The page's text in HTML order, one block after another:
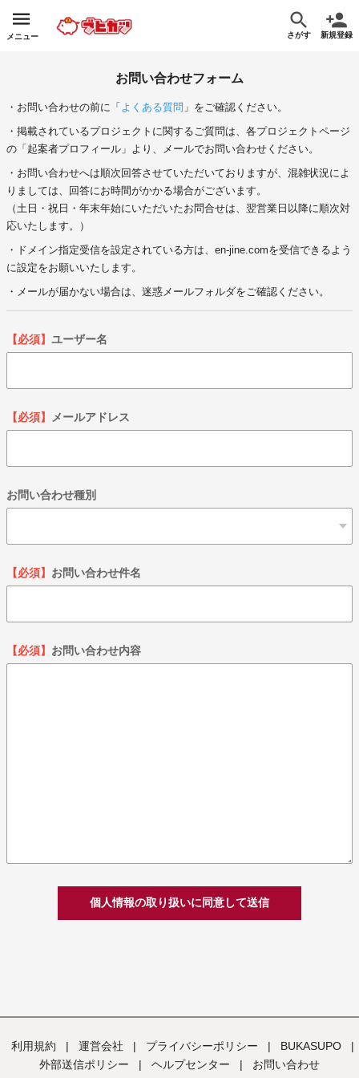
メニュー さがす 新規登録
お問い合わせフォーム
・お問い合わせの前に「 よくある質問 」をご確認ください。
・掲載されているプロジェクトに関するご質問は、各プロジェクトページ
の「起案者プロフィール」より、メールでお問い合わせください。
・お問い合わせへは順次回答させていただいておりますが、混雑状況によ
りましては、回答にお時間がかかる場合がございます。
（土日・祝日・年末年始にいただいたお問合せは、翌営業日以降に順次対
応いたします。）
・ドメイン指定受信を設定されている方は、en-jine.comを受信できるよう
に設定をお願いいたします。
・メールが届かない場合は、迷惑メールフォルダをご確認ください。
【必須】 ユーザー名
【必須】 メールアドレス
お問い合わせ種別
【必須】 お問い合わせ件名
【必須】 お問い合わせ内容
個人情報の取り扱いに同意して送信
利用規約 | 運営会社 | プライバシーポリシー | BUKASUPO
|
外部送信ポリシー
| ヘルプセンター | お問い合わせ